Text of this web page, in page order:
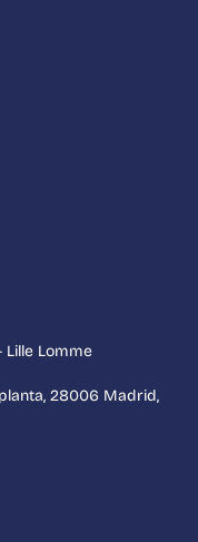
Lille Lomme
28006 Madrid,